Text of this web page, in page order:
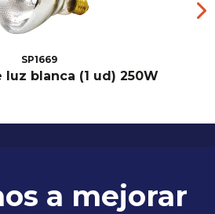
SP1669
luz blanca (1 ud) 250W
a mejorar